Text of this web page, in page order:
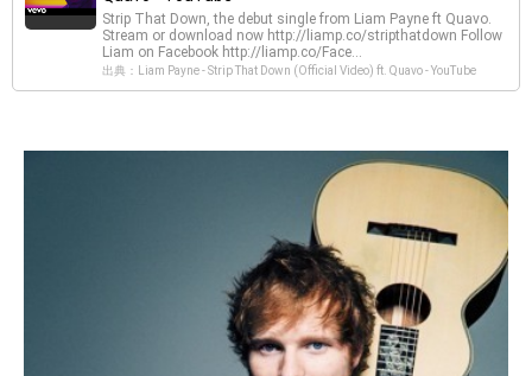
Strip That Down, the debut single from Liam Payne ft Quavo.
Stream or download now http://liamp.co/stripthatdown Follow
Liam on Facebook http://liamp.co/Face...
出典：Liam Payne - Strip That Down (Official Video) ft. Quavo - YouTube